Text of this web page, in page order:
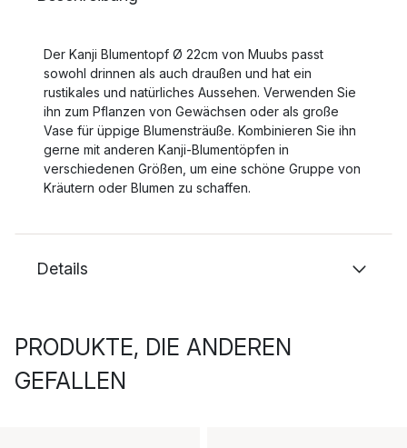
Der Kanji Blumentopf Ø 22cm von Muubs passt
sowohl drinnen als auch draußen und hat ein
rustikales und natürliches Aussehen. Verwenden Sie
ihn zum Pflanzen von Gewächsen oder als große
Vase für üppige Blumensträuße. Kombinieren Sie ihn
gerne mit anderen Kanji-Blumentöpfen in
verschiedenen Größen, um eine schöne Gruppe von
Kräutern oder Blumen zu schaffen.
Details
PRODUKTE, DIE ANDEREN
GEFALLEN